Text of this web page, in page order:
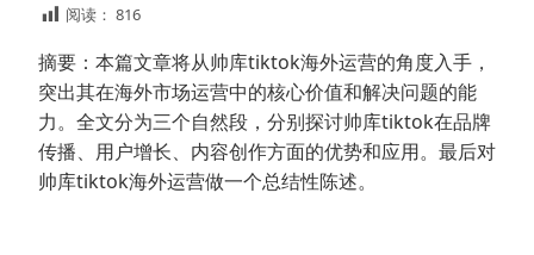
阅读： 816
摘要：本篇文章将从帅库tiktok海外运营的角度入手，
突出其在海外市场运营中的核心价值和解决问题的能
力。全文分为三个自然段，分别探讨帅库tiktok在品牌
传播、用户增长、内容创作方面的优势和应用。最后对
帅库tiktok海外运营做一个总结性陈述。